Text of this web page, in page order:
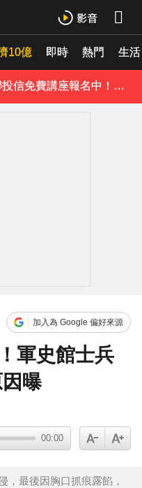
10億 即時 熱門 生活
首都馬尼拉震感明顯
《理財達人秀》X 安聯投信免費講座報名中！搶先卡位 2027
遭「判死刑」震撼社會
加入為 Google 偏好來源
軍史館士兵
曝
00:00
，最後因胸口抓痕露餡，